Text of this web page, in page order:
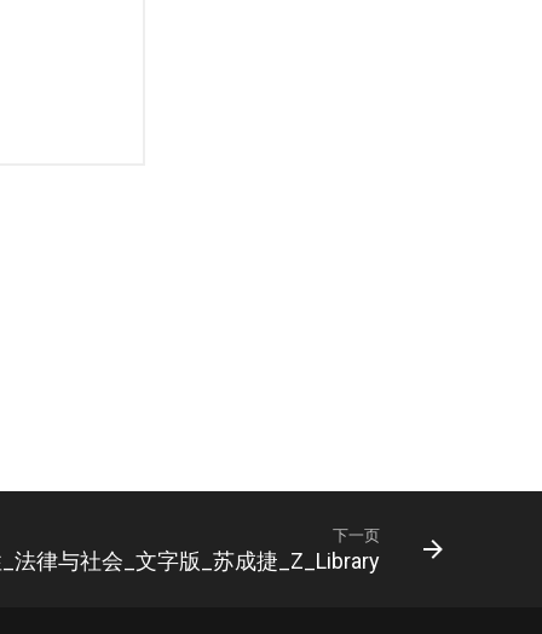
下一页
法律与社会_文字版_苏成捷_Z_Library